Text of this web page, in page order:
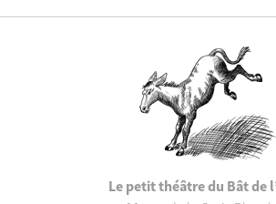
Le petit théâtre du Bât de